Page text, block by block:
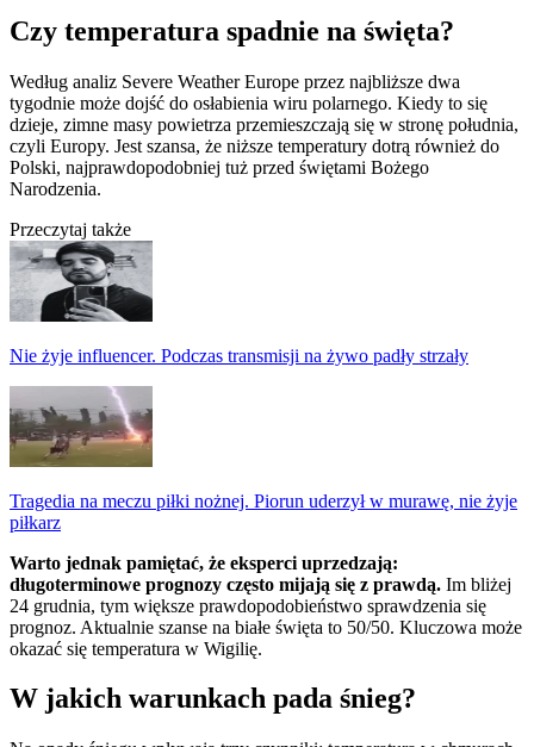
Czy temperatura spadnie na święta?
Według analiz Severe Weather Europe przez najbliższe dwa
tygodnie może dojść do osłabienia wiru polarnego. Kiedy to się
dzieje, zimne masy powietrza przemieszczają się w stronę południa,
czyli Europy. Jest szansa, że niższe temperatury dotrą również do
Polski, najprawdopodobniej tuż przed świętami Bożego
Narodzenia.
Przeczytaj także
Nie żyje influencer. Podczas transmisji na żywo padły strzały
Tragedia na meczu piłki nożnej. Piorun uderzył w murawę, nie żyje
piłkarz
Warto jednak pamiętać, że eksperci uprzedzają:
długoterminowe prognozy często mijają się z prawdą. Im bliżej
24 grudnia, tym większe prawdopodobieństwo sprawdzenia się
prognoz. Aktualnie szanse na białe święta to 50/50. Kluczowa może
okazać się temperatura w Wigilię.
W jakich warunkach pada śnieg?